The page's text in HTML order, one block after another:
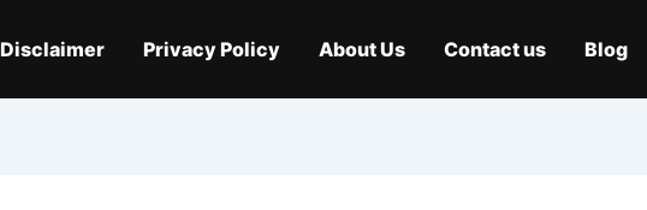
Blog
Contact us
About Us
Privacy Policy
Disclaimer